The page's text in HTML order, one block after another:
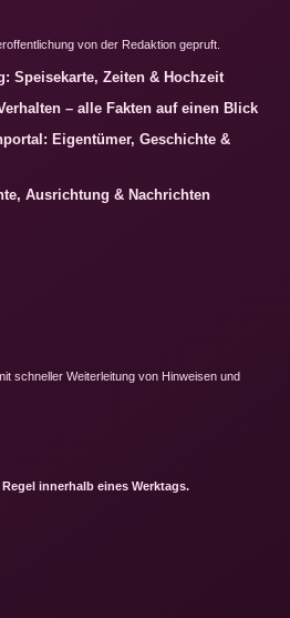
von der Redaktion gepruft.
Speisekarte, Zeiten & Hochzeit
– alle Fakten auf einen Blick
Eigentümer, Geschichte &
Ausrichtung & Nachrichten
schneller Weiterleitung von Hinweisen und
innerhalb eines Werktags.